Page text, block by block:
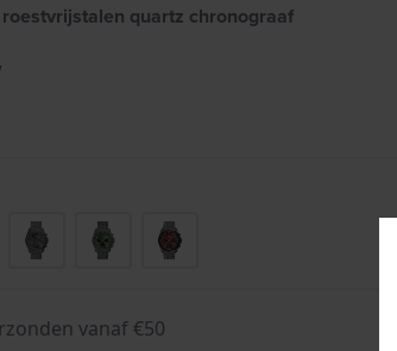
quartz chronograaf
vanaf €50